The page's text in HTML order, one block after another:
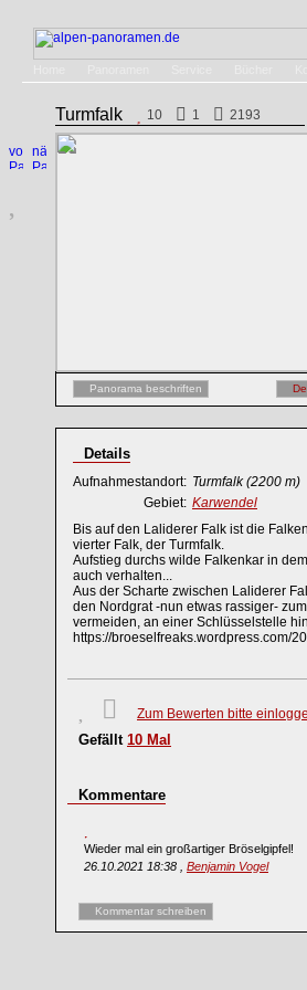
Turmfalk 10 1 2193
Panorama beschriften
Details
Aufnahmestandort: Turmfalk (2200 m)
Gebiet: Karwendel
Bis auf den Laliderer Falk ist die
vierter Falk, der Turmfalk.
Aufstieg durchs wilde Falkenkar in
auch verhalten...
Aus der Scharte zwischen Laliderer
den Nordgrat -nun etwas rassiger-
vermeiden, an einer Schlüsselstelle
https://broeselfreaks.wordpress.com/
Zum Bewerten bitte
Gefällt 10 Mal
Kommentare
Wieder mal ein großartiger Bröselgipfel!
26.10.2021 18:38 , Benjamin Vogel
Kommentar schreiben